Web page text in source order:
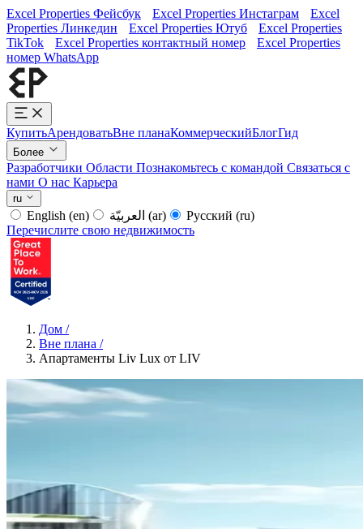
Excel Properties Фейсбук Excel Properties Инстаграм
Excel
Properties Линкедин
Excel Properties Ютуб
Excel Properties
TikTok
Excel Properties контактный номер
Excel Properties
номер WhatsApp
КупитьАрендоватьВне планаКоммерческийБлогГид
Более
Разработчики Области Познакомьтесь с командой Связаться с
нами О нас Карьера
ru
English (en) (ar) Русский (ru)
Перечислите свою недвижимость
Дом /
Вне плана /
Апартаменты Liv Lux от LIV